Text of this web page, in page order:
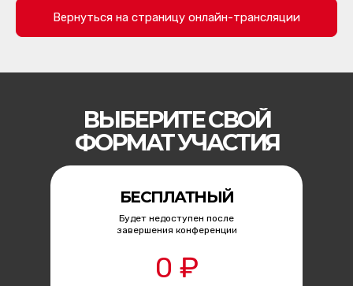
Вернуться на страницу онлайн-трансляции
ВЫБЕРИТЕ СВОЙ
ФОРМАТ УЧАСТИЯ
0 ₽
Будет недоступен после
завершения конференции
БЕСПЛАТНЫЙ